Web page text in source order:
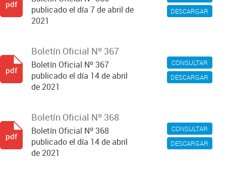
DESCARGAR
publicado el día 7 de abril de
2021
pdf
CONSULTAR
DESCARGAR
Boletín Oficial Nº 367
Boletín Oficial Nº 367
publicado el día 14 de abril
de 2021
pdf
CONSULTAR
DESCARGAR
Boletín Oficial Nº 368
Boletín Oficial Nº 368
publicado el día 14 de abril
de 2021
pdf